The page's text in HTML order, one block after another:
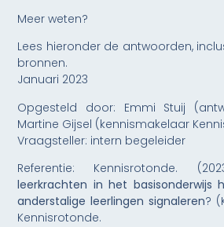
Meer weten?
Lees hieronder de antwoorden,
bronnen.
Januari 2023
Opgesteld door: Emmi Stuij
Martine Gijsel (kennismakelaar
Vraagsteller: intern begeleider
Referentie: Kennisrotonde.
leerkrachten in het basisonderwijs
anderstalige leerlingen signaleren?
Kennisrotonde.